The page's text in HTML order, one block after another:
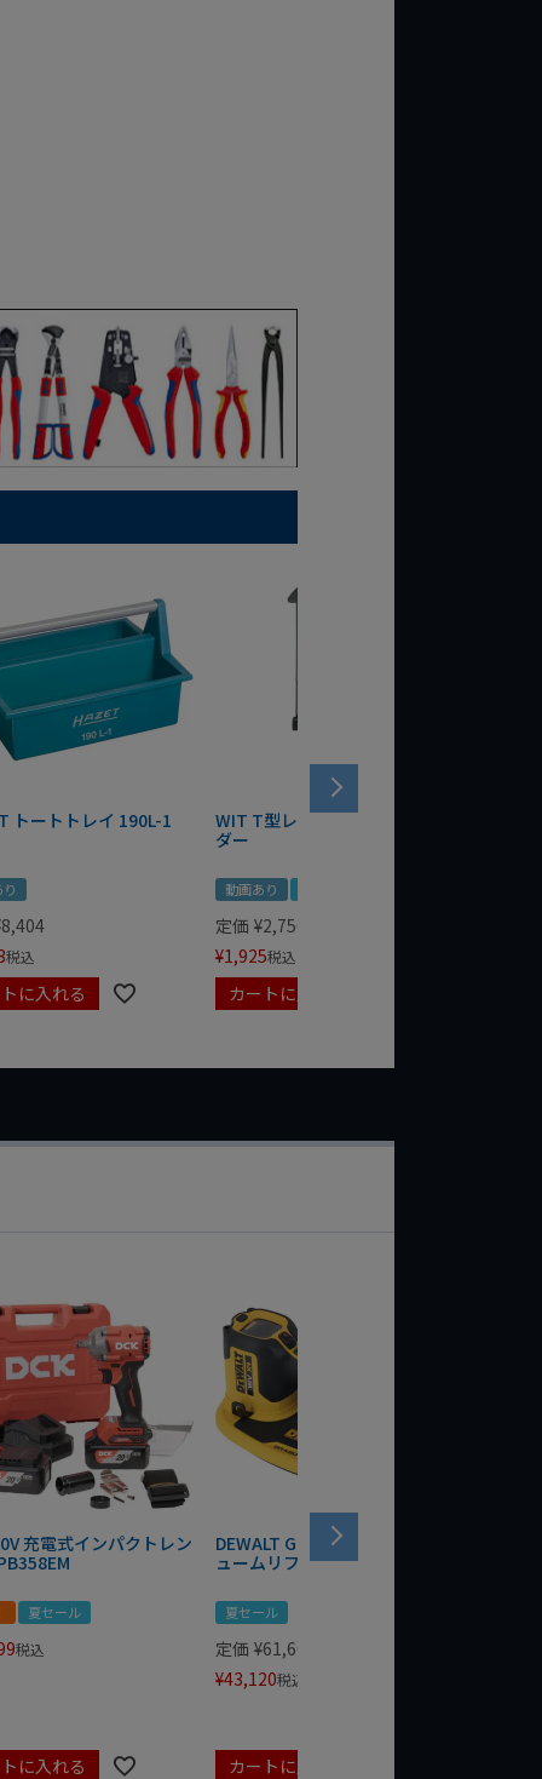
トートトレイ 190L-1
り
8,404
税込
トに入れる
WIT T型レンチマグネットホル
ダー
動画あり
定価 ¥2,750
¥1,925税込
カートに入れる
充電式インパクトレン
夏セール
税込
に入れる
DEWALT GRABO 18V電動バキ
ュームリフター DCE590N-XJ
夏セール
定価 ¥61,600
¥43,120税込
カートに入れる